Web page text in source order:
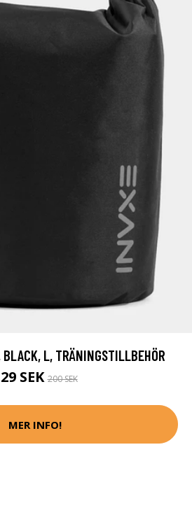
BLACK, L, TRÄNINGSTILLBEHÖR
SEK200 SEK
MER INFO!